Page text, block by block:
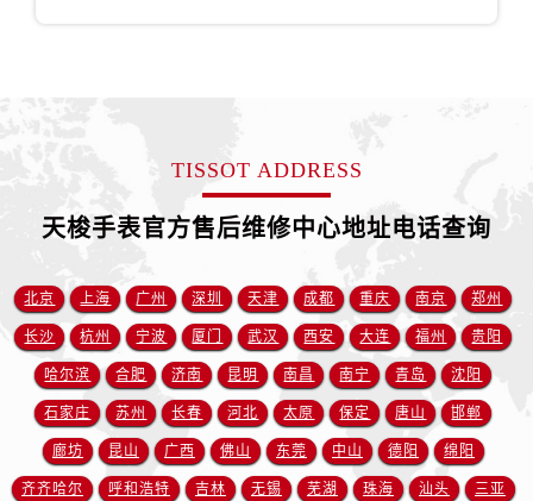
江苏省淮安市清江浦区淮海北路售后服务中心（需提前预约）
江苏省盐城市盐都区世纪大道5号盐城金融城写字楼1号楼16层1604室售后服务中心（需提前预约）
江苏省镇江市京口区中山东路售后服务中心（需提前预约）
江西省抚州市临川区赣东大道售后服务中心（需提前预约）
江西省赣州市章贡区文清路售后服务中心（需提前预约）
江西省吉安市吉州区井冈山大道售后服务中心（需提前预约）
江西省景德镇市珠山区珠山中路售后服务中心（需提前预约）
江西省九江市浔阳区浔阳路售后服务中心（需提前预约）
江西省南昌市红谷滩新区红谷中大道998号绿地双子塔（中央广场）A1座办公楼14层1407室售后服务中心（需提前预约）
TISSOT ADDRESS
天梭手表官方售后维修中心地址电话查询
北京 上海 广州 深圳 天津 成都 重庆 南京 郑州
长沙 杭州 宁波 厦门 武汉 西安 大连 福州 贵阳
哈尔滨 合肥 济南 昆明 南昌 南宁 青岛 沈阳
石家庄 苏州 长春 河北 太原 保定 唐山 邯郸
廊坊 昆山 广西 佛山 东莞 中山 德阳 绵阳
齐齐哈尔 呼和浩特 吉林 无锡 芜湖 珠海 汕头 三亚